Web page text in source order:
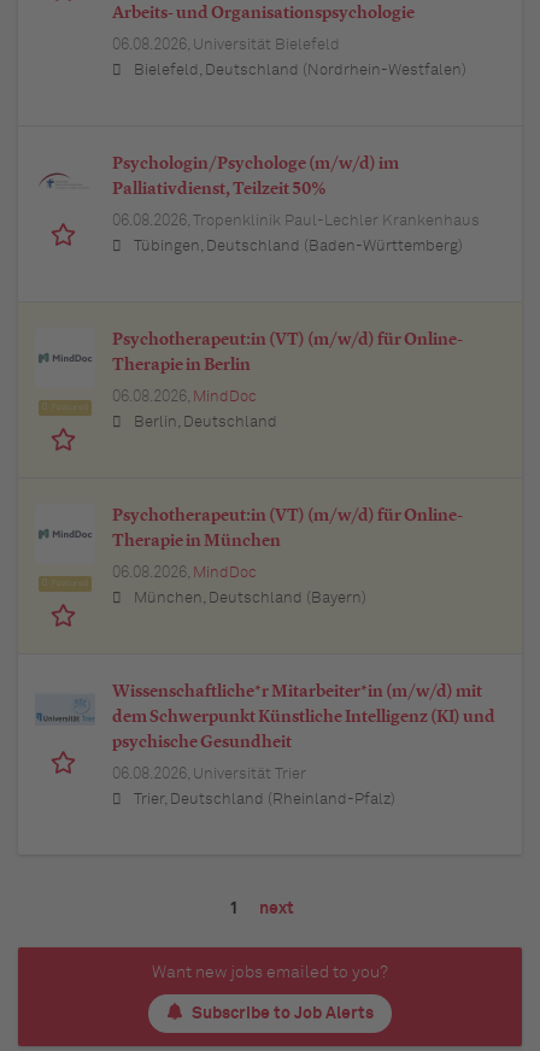
Arbeits- und Organisationspsychologie
06.08.2026, Universität Bielefeld
Bielefeld, Deutschland (Nordrhein-Westfalen)
Psychologin/Psychologe (m/w/d) im
Palliativdienst, Teilzeit 50%
06.08.2026,
Tropenklinik Paul-Lechler Krankenhaus
Tübingen, Deutschland (Baden-Württemberg)
Psychotherapeut:in (VT) (m/w/d) für Online-
Therapie in Berlin
06.08.2026, MindDoc
Berlin, Deutschland
Psychotherapeut:in (VT) (m/w/d) für Online-
Therapie in München
06.08.2026, MindDoc
München, Deutschland (Bayern)
Wissenschaftliche*r Mitarbeiter*in (m/w/d) mit
dem Schwerpunkt Künstliche Intelligenz (KI) und
psychische Gesundheit
06.08.2026, Universität Trier
Trier, Deutschland (Rheinland-Pfalz)
1 next
Want new jobs emailed to you?
Subscribe to Job Alerts